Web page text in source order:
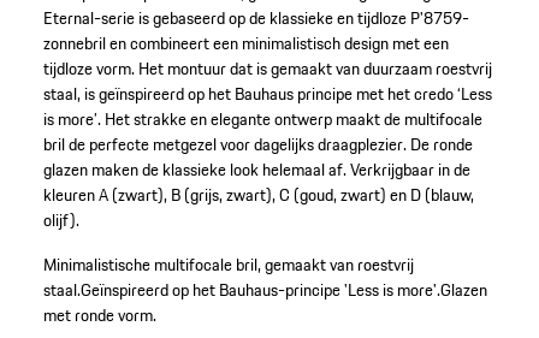
Eternal-serie is gebaseerd op de klassieke en tijdloze P'8759-
zonnebril en combineert een minimalistisch design met een
tijdloze vorm. Het montuur dat is gemaakt van duurzaam roestvrij
staal, is geïnspireerd op het Bauhaus principe met het credo ‘Less
is more’. Het strakke en elegante ontwerp maakt de multifocale
bril de perfecte metgezel voor dagelijks draagplezier. De ronde
glazen maken de klassieke look helemaal af. Verkrijgbaar in de
kleuren A (zwart), B (grijs, zwart), C (goud, zwart) en D (blauw,
olijf).
Minimalistische multifocale bril, gemaakt van roestvrij
staal.Geïnspireerd op het Bauhaus-principe 'Less is more'.Glazen
met ronde vorm.